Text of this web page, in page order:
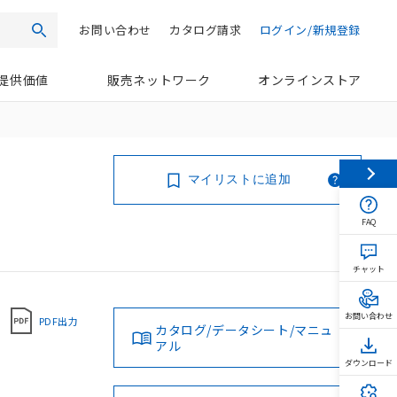
検索 ログイン/新規登録
カタログ請求
お問い合わせ
供価値 販売ネットワーク オンラインストア
マイリストに追加
PDF出力
カタログ/データシート/マニュ
アル
FAQ
チャット
お問い合わせ
ダウンロード